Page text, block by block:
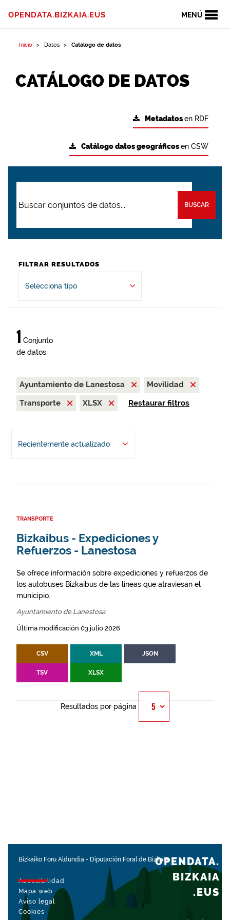
MENÚ
OPENDATA.BIZKAIA.EUS
Inicio Datos Catálogo de datos
CATÁLOGO DE DATOS
Metadatosen RDF
Catálogo datos geográficosen CSW
BUSCAR
FILTRAR RESULTADOS
Selecciona tipo
1 Conjunto
de datos
Ayuntamiento de Lanestosa
Movilidad
Transporte
XLSX Restaurar filtros
Recientemente actualizado
TRANSPORTE
Bizkaibus - Expediciones y
Refuerzos - Lanestosa
Se ofrece información sobre expediciones y refuerzos de
los autobuses Bizkaibus de las líneas que atraviesan el
municipio.
Ayuntamiento de Lanestosa
Última modificación 03 julio 2026
CSV XML JSON
TSV XLSX
Resultados por página
Bizkaiko Foru Aldundia - Diputación Foral de Bizkaia
Accesibilidad
Mapa web
Aviso legal
Cookies
OPENDATA.
BIZKAIA
.EUS